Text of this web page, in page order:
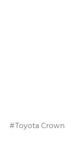
Toyota Crown